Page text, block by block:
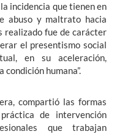
incidencia que tienen en
abuso y maltrato hacia
realizado fue de carácter
el presentismo social
en su aceleración,
humana”.
compartió las formas
de intervención
que trabajan